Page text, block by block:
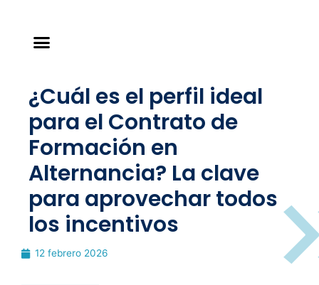
¿Cuál es el perfil ideal
para el Contrato de
Formación en
Alternancia? La clave
para aprovechar todos
los incentivos
12 febrero 2026